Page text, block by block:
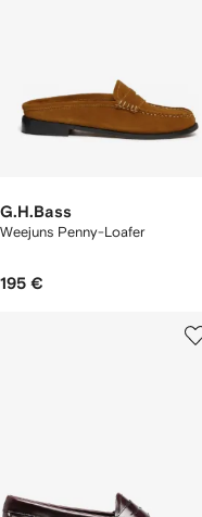
G.H.Bass
Weejuns Penny-Loafer
195 €